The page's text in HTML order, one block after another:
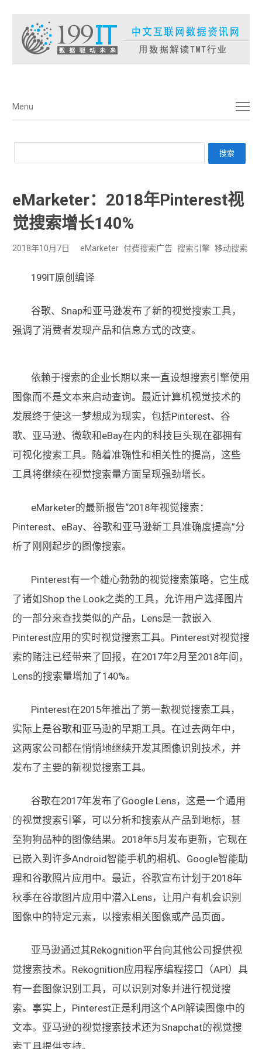
菜单
Menu
eMarketer：2018年Pinterest视
觉搜索增长140%
2018年10月7日 eMarketer 付费搜索广告 搜索引擎 移动搜索
199IT原创编译
谷歌、Snap和亚马逊发布了新的视觉搜索工具，
强调了消费者发现产品和信息方式的改变。
依赖于搜索的企业长期以来一直设想搜索引擎使用
图像而不是文本来启动查询。最近计算机视觉技术的
发展终于使这一梦想成为现实，包括Pinterest、谷
歌、亚马逊、微软和eBay在内的科技巨头现在都拥有
可视化搜索工具。随着准确性和相关性的提高，这些
工具将继续在视觉搜索量方面呈现强劲增长。
eMarketer的最新报告“2018年视觉搜索：
Pinterest、eBay、谷歌和亚马逊新工具准确度提高”分
析了刚刚起步的图像搜索。
Pinterest有一个雄心勃勃的视觉搜索策略，它生成
了诸如Shop the Look之类的工具，允许用户选择图片
的一部分来查找类似的产品，Lens是一款嵌入
Pinterest应用的实时视觉搜索工具。Pinterest对视觉搜
索的赌注已经带来了回报，在2017年2月至2018年间，
Lens的搜索量增加了140%。
Pinterest在2015年推出了第一款视觉搜索工具，
实际上是谷歌和亚马逊的早期工具。在过去两年中，
这两家公司都在悄悄地继续开发其图像识别技术，并
发布了主要的新视觉搜索工具。
谷歌在2017年发布了Google Lens，这是一个通用
的视觉搜索引擎，可以分析和搜索从产品到地标，甚
至狗狗品种的图像结果。2018年5月发布更新，它现在
已嵌入到许多Android智能手机的相机、Google智能助
理和谷歌照片应用中。最近，谷歌宣布计划于2018年
秋季在谷歌图片应用中潜入Lens，让用户有机会识别
图像中的特定元素，以搜索相关图像或产品页面。
亚马逊通过其Rekognition平台向其他公司提供视
觉搜索技术。Rekognition应用程序编程接口（API）具
有一套图像识别工具，可以识别对象并进行视觉搜
索。事实上，Pinterest正是利用这个API解读图像中的
文本。亚马逊的视觉搜索技术还为Snapchat的视觉搜
索工具提供支持。